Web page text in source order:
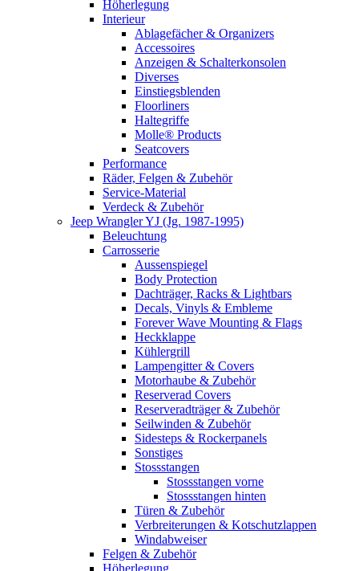
Höherlegung
Interieur
Ablagefächer & Organizers
Accessoires
Anzeigen & Schalterkonsolen
Diverses
Einstiegsblenden
Floorliners
Haltegriffe
Molle® Products
Seatcovers
Performance
Räder, Felgen & Zubehör
Service-Material
Verdeck & Zubehör
Jeep Wrangler YJ (Jg. 1987-1995)
Beleuchtung
Carrosserie
Aussenspiegel
Body Protection
Dachträger, Racks & Lightbars
Decals, Vinyls & Embleme
Forever Wave Mounting & Flags
Heckklappe
Kühlergrill
Lampengitter & Covers
Motorhaube & Zubehör
Reserverad Covers
Reserveradträger & Zubehör
Seilwinden & Zubehör
Sidesteps & Rockerpanels
Sonstiges
Stossstangen
Stossstangen vorne
Stossstangen hinten
Türen & Zubehör
Verbreiterungen & Kotschutzlappen
Windabweiser
Felgen & Zubehör
Höherlegung